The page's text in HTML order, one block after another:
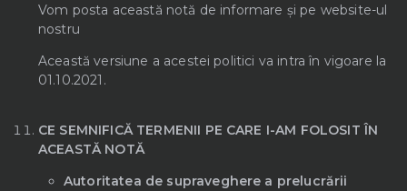
Vom posta această notă de informare și pe website-ul
nostru
Această versiune a acestei politici va intra în vigoare la
01.10.2021.
CE SEMNIFICĂ TERMENII PE CARE I-AM FOLOSIT ÎN
ACEASTĂ NOTĂ
Autoritatea de supraveghere a prelucrării